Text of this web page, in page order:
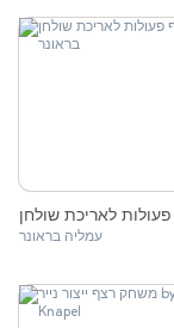
לאריכת שולחן
עמליה בראונר